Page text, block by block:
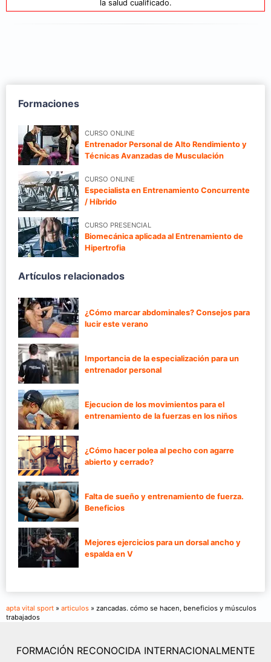
la salud cualificado.
Formaciones
CURSO ONLINE
Entrenador Personal de Alto Rendimiento y
Técnicas Avanzadas de Musculación
CURSO ONLINE
Especialista en Entrenamiento Concurrente
/ Híbrido
CURSO PRESENCIAL
Biomecánica aplicada al Entrenamiento de
Hipertrofia
Artículos relacionados
¿Cómo marcar abdominales? Consejos para
lucir este verano
Importancia de la especialización para un
entrenador personal
Ejecucion de los movimientos para el
entrenamiento de la fuerzas en los niños
¿Cómo hacer polea al pecho con agarre
abierto y cerrado?
Falta de sueño y entrenamiento de fuerza.
Beneficios
Mejores ejercicios para un dorsal ancho y
espalda en V
apta vital sport » articulos » zancadas. cómo se hacen, beneficios y músculos
trabajados
FORMACIÓN RECONOCIDA INTERNACIONALMENTE